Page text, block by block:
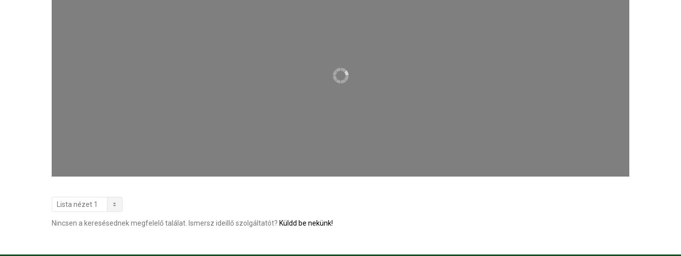
Nincsen a keresésednek megfelelő találat. Ismersz ideillő szolgáltatót? Küldd be nekünk!